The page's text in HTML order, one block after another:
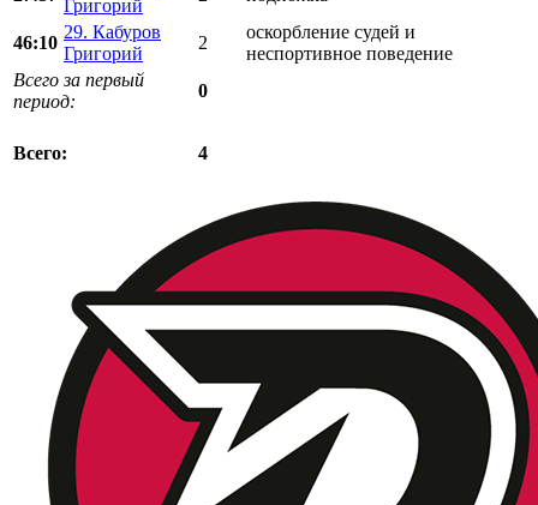
Григорий
46:10
29. Кабуров
Григорий
2
оскорбление судей и
неспортивное поведение
Всего за первый
период:
0
Всего: 4